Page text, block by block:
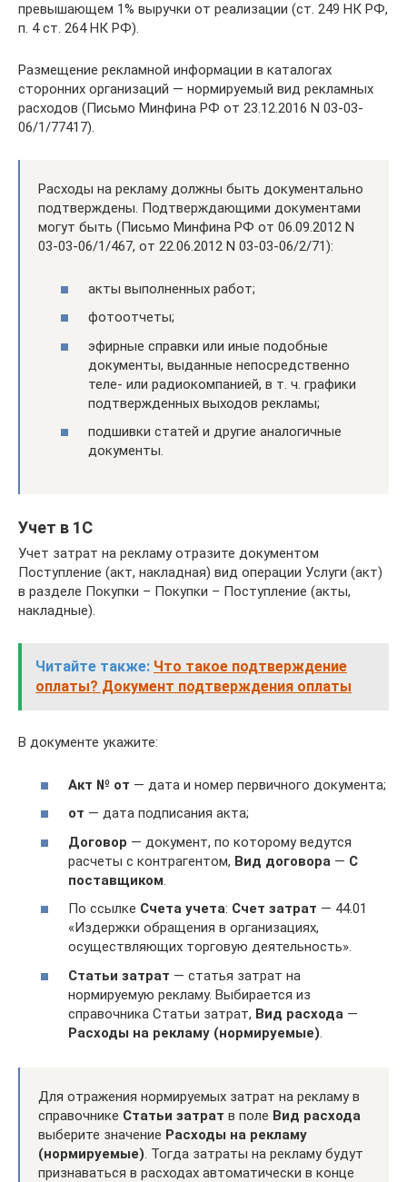
превышающем 1% выручки от реализации (ст. 249 НК РФ,
п. 4 ст. 264 НК РФ).
Размещение рекламной информации в каталогах
сторонних организаций — нормируемый вид рекламных
расходов (Письмо Минфина РФ от 23.12.2016 N 03-03-
06/1/77417).
Расходы на рекламу должны быть документально
подтверждены. Подтверждающими документами
могут быть (Письмо Минфина РФ от 06.09.2012 N
03-03-06/1/467, от 22.06.2012 N 03-03-06/2/71):
акты выполненных работ;
фотоотчеты;
эфирные справки или иные подобные
документы, выданные непосредственно
теле- или радиокомпанией, в т. ч. графики
подтвержденных выходов рекламы;
подшивки статей и другие аналогичные
документы.
Учет в 1С
Учет затрат на рекламу отразите документом
Поступление (акт, накладная) вид операции Услуги (акт)
в разделе Покупки – Покупки – Поступление (акты,
накладные).
Читайте также: Что такое подтверждение
оплаты? Документ подтверждения оплаты
В документе укажите:
Акт № от — дата и номер первичного документа;
от — дата подписания акта;
Договор — документ, по которому ведутся
расчеты с контрагентом, Вид договора — С
поставщиком.
По ссылке Счета учета: Счет затрат — 44.01
«Издержки обращения в организациях,
осуществляющих торговую деятельность».
Статьи затрат — статья затрат на
нормируемую рекламу. Выбирается из
справочника Статьи затрат, Вид расхода —
Расходы на рекламу (нормируемые).
Для отражения нормируемых затрат на рекламу в
справочнике Статьи затрат в поле Вид расхода
выберите значение Расходы на рекламу
(нормируемые). Тогда затраты на рекламу будут
признаваться в расходах автоматически в конце